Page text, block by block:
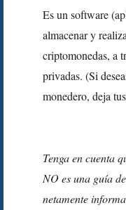
Es un software
almacenar y
criptomonedas, a
privadas. (Si
monedero, deja
Tenga en cuenta
NO es una guía
netamente